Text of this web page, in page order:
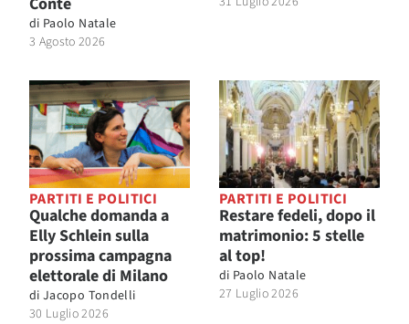
di Paolo Natale
3 Agosto 2026
PARTITI E POLITICI
Qualche domanda a
Elly Schlein sulla
prossima campagna
elettorale di Milano
di Jacopo Tondelli
30 Luglio 2026
PARTITI E POLITICI
Restare fedeli, dopo il
matrimonio: 5 stelle
al top!
di Paolo Natale
27 Luglio 2026